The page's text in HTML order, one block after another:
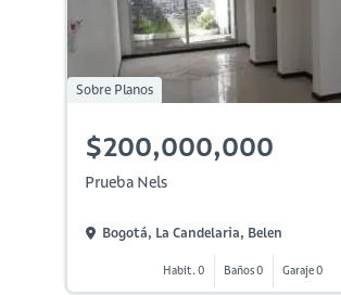
Sobre Planos
$200,000,000
Prueba Nels
Bogotá, La Candelaria, Belen
Habit. 0 Baños 0 Garaje 0